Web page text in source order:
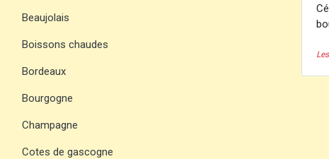
Beaujolais
Boissons chaudes
Bordeaux
Bourgogne
Champagne
Cotes de gascogne